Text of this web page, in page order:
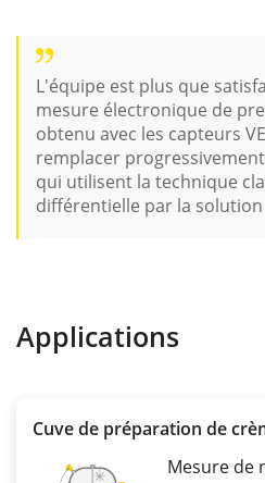
L'équipe est plus que
mesure électronique de
obtenu avec les capteurs
remplacer
qui utilisent la technique
différentielle par la
Applications
Cuve de préparation de
Mesure de